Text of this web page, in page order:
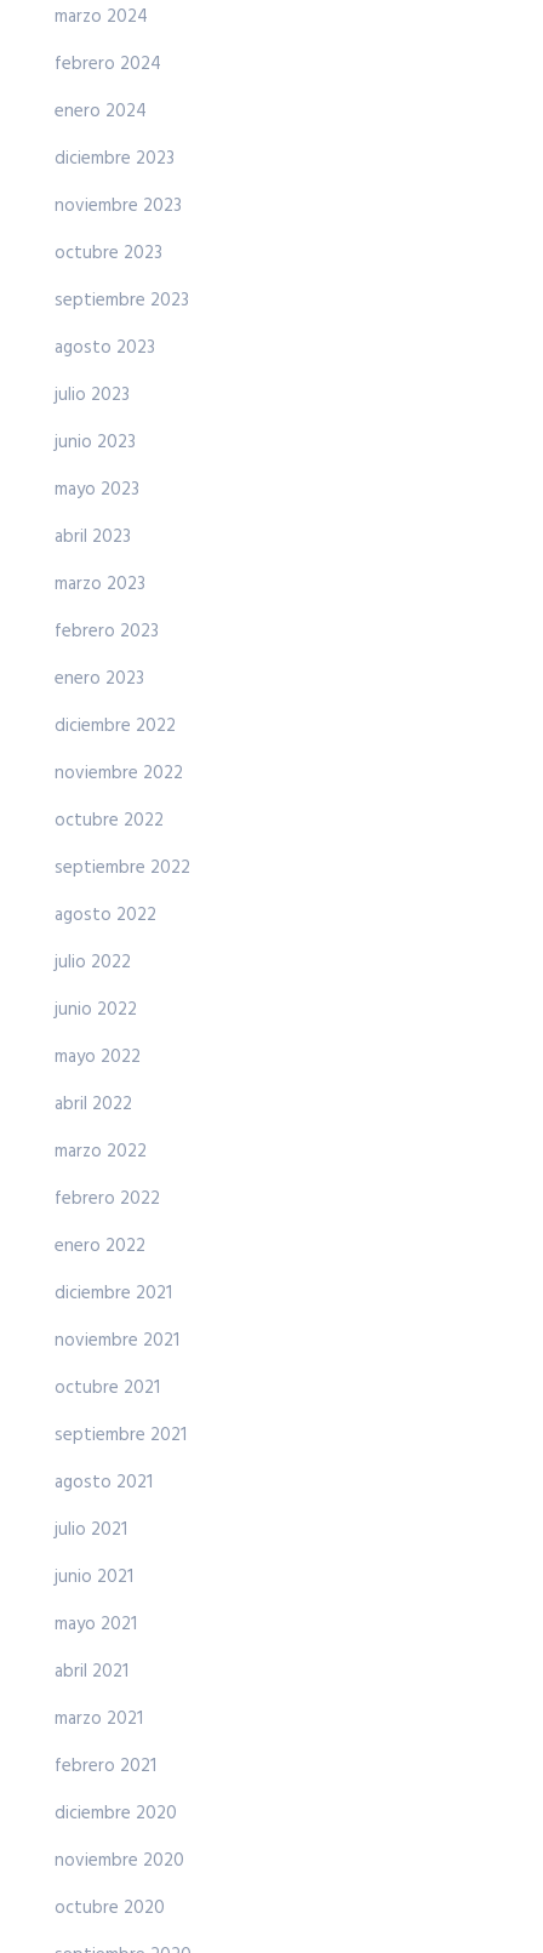
marzo 2024
febrero 2024
enero 2024
diciembre 2023
noviembre 2023
octubre 2023
septiembre 2023
agosto 2023
julio 2023
junio 2023
mayo 2023
abril 2023
marzo 2023
febrero 2023
enero 2023
diciembre 2022
noviembre 2022
octubre 2022
septiembre 2022
agosto 2022
julio 2022
junio 2022
mayo 2022
abril 2022
marzo 2022
febrero 2022
enero 2022
diciembre 2021
noviembre 2021
octubre 2021
septiembre 2021
agosto 2021
julio 2021
junio 2021
mayo 2021
abril 2021
marzo 2021
febrero 2021
diciembre 2020
noviembre 2020
octubre 2020